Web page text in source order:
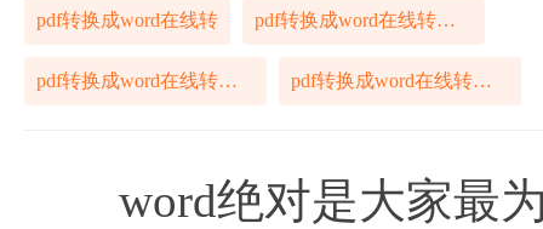
pdf转换成word在线转 pdf转换成word在线转方法
pdf转换成word在线转教程 pdf转换成word在线转步骤
word绝对是大家最为